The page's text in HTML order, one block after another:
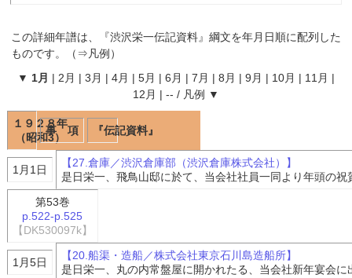
この詳細年譜は、『渋沢栄一伝記資料』綱文を年月日順に配列した
ものです。（⇒ 凡例 ）
▼ 1月 | 2月 | 3月 | 4月 | 5月 | 6月 | 7月 | 8月 | 9月 | 10月 | 11月 |
12月 | -- / 凡例 ▼
１９２８年
（昭和3）
事 項 『伝記資料』
1月1日
【27.倉庫／渋沢倉庫部（渋沢倉庫株式会社）】
是日栄一、飛鳥山邸に於て、当会社社員一同より年頭の祝
第53巻
p.522-p.525
【DK530097k】
1月5日
【20.船渠・造船／株式会社東京石川島造船所】
是日栄一、丸の内常盤屋に開かれたる、当会社新年宴会に